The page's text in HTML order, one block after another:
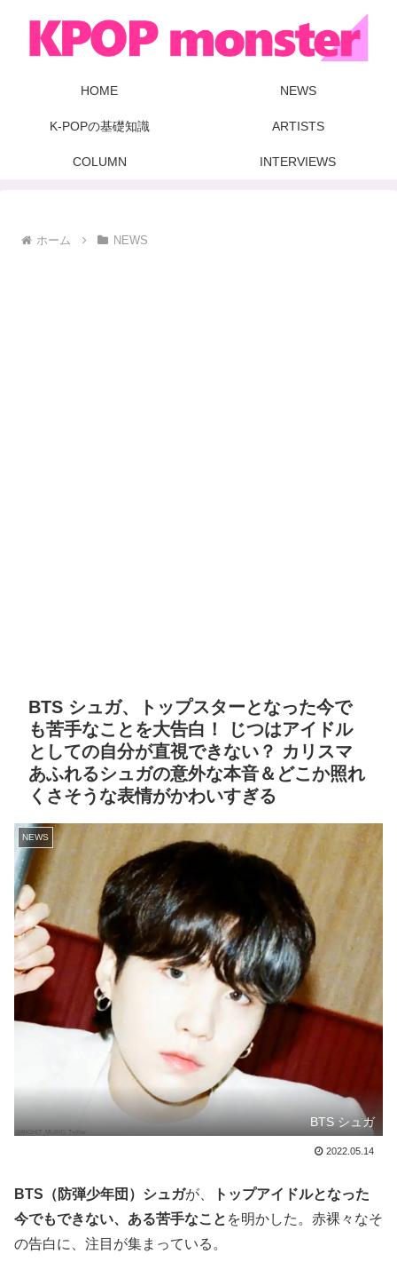
HOME NEWS
K-POPの基礎知識 ARTISTS
COLUMN INTERVIEWS
ホーム NEWS
BTS シュガ、トップスターとなった今で
も苦手なことを大告白！ じつはアイドル
としての自分が直視できない？ カリスマ
あふれるシュガの意外な本音＆どこか照れ
くさそうな表情がかわいすぎる
NEWS
BTS シュガ
2022.05.14
BTS（防弾少年団）シュガが、
トップアイドルとなった
今でもできない、ある苦手なこと を明かした。赤裸々なそ
の告白に、注目が集まっている。